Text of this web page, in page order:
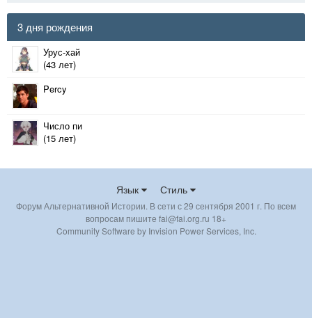
3 дня рождения
Урус-хай
(43 лет)
Percy
Число пи
(15 лет)
Язык Стиль
Форум Альтернативной Истории. В сети с 29 сентября 2001 г. По всем
вопросам пишите fai@fai.org.ru 18+
Community Software by Invision Power Services, Inc.